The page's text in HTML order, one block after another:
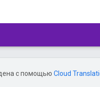
с помощью Cloud